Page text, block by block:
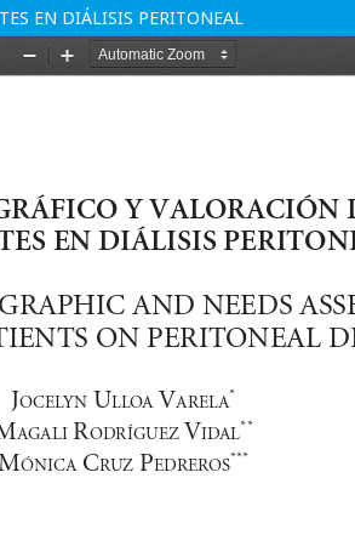
EN DIÁLISIS PERITONEAL